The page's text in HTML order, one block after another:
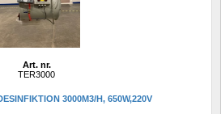
Art. nr.
TER3000
3000M3/H, 650W,220V